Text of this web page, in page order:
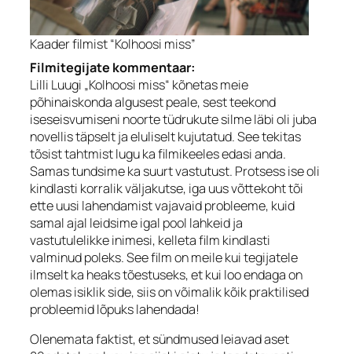
Kaader filmist “Kolhoosi miss”
Filmitegijate kommentaar:
Lilli Luugi „Kolhoosi miss“ kõnetas meie
põhinaiskonda algusest peale, sest teekond
iseseisvumiseni noorte tüdrukute silme läbi oli juba
novellis täpselt ja eluliselt kujutatud. See tekitas
tõsist tahtmist lugu ka filmikeeles edasi anda.
Samas tundsime ka suurt vastutust. Protsess ise oli
kindlasti korralik väljakutse, iga uus võttekoht tõi
ette uusi lahendamist vajavaid probleeme, kuid
samal ajal leidsime igal pool lahkeid ja
vastutulelikke inimesi, kelleta film kindlasti
valminud poleks. See film on meile kui tegijatele
ilmselt ka heaks tõestuseks, et kui loo endaga on
olemas isiklik side, siis on võimalik kõik praktilised
probleemid lõpuks lahendada!
Olenemata faktist, et sündmused leiavad aset